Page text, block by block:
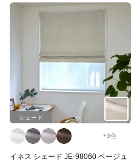
シェード
+3色
イネス シェード JE-98060 ベージュ